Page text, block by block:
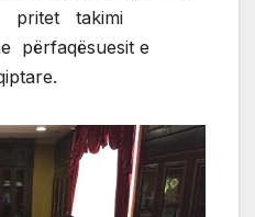
pritet takimi
përfaqësuesit e